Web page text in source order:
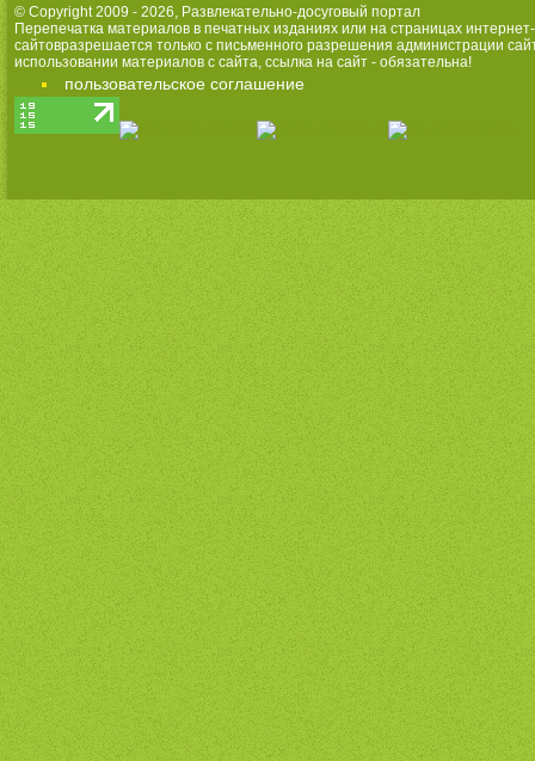
© Copyright 2009 - 2026, Развлекательно-досуговый портал
Перепечатка материалов в печатных изданиях или на страницах интернет-
сайтовразрешается только с письменного разрешения администрации
использовании материалов с сайта, ссылка на сайт - обязательна!
пользовательское соглашение